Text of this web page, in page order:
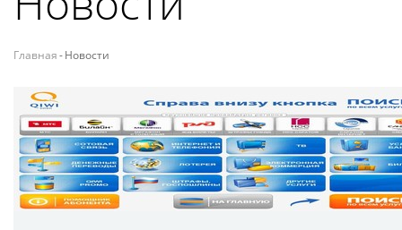
Главная-Новости